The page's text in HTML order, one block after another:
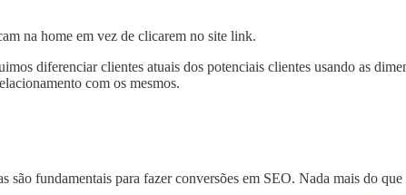
na home em vez de clicarem no site link.
diferenciar clientes atuais dos potenciais clientes usando as
com os mesmos.
são fundamentais para fazer conversões em SEO. Nada mais do